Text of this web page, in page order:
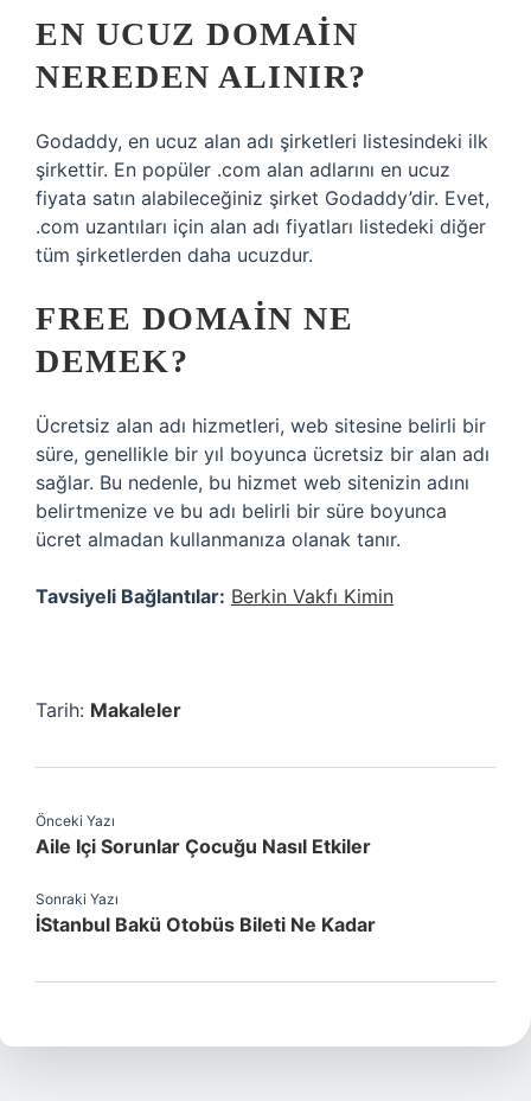
EN UCUZ DOMAIN
NEREDEN ALINIR?
Godaddy, en ucuz alan adı şirketleri listesindeki ilk
şirkettir. En popüler .com alan adlarını en ucuz
fiyata satın alabileceğiniz şirket Godaddy’dir. Evet,
.com uzantıları için alan adı fiyatları listedeki diğer
tüm şirketlerden daha ucuzdur.
FREE DOMAIN NE
DEMEK?
Ücretsiz alan adı hizmetleri, web sitesine belirli bir
süre, genellikle bir yıl boyunca ücretsiz bir alan adı
sağlar. Bu nedenle, bu hizmet web sitenizin adını
belirtmenize ve bu adı belirli bir süre boyunca
ücret almadan kullanmanıza olanak tanır.
Tavsiyeli Bağlantılar: Berkin Vakfı Kimin
Tarih: Makaleler
Önceki Yazı
Aile Içi Sorunlar Çocuğu Nasıl Etkiler
Sonraki Yazı
İStanbul Bakü Otobüs Bileti Ne Kadar